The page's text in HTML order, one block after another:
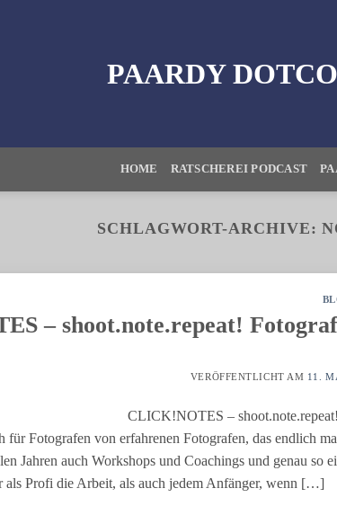
HOME RATSCHEREI PODCAST
SCHLAGWORT-ARCHIVE:
– shoot.note.repeat!
VERÖFFENTLICHT AM 11.
CLICK!NOTES –
Fotografen von erfahrenen Fotografen, das endlich
Jahren auch Workshops und Coachings und genau so
als Profi die Arbeit, als auch jedem Anfänger, wenn […]